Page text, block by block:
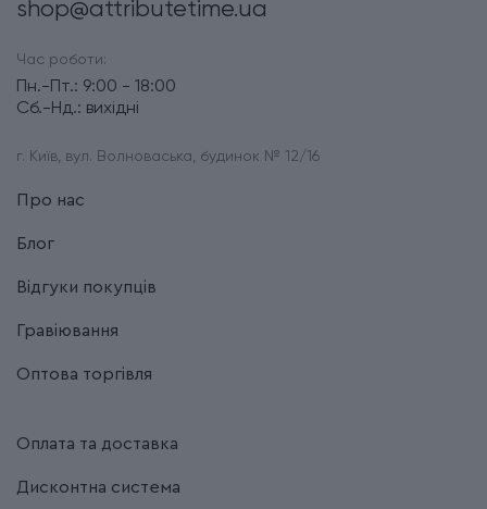
shop@attributetime.ua
Час роботи:
Пн.-Пт.: 9:00 - 18:00
Сб.-Нд.: вихідні
г. Київ, вул. Волноваська, будинок № 12/16
Про нас
Блог
Відгуки покупців
Гравіювання
Оптова торгівля
Оплата та доставка
Дисконтна система